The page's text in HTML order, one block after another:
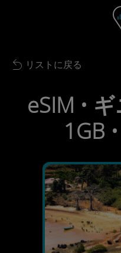
ナビゲー
Back to list
リストに戻る
eSIM •
1GB